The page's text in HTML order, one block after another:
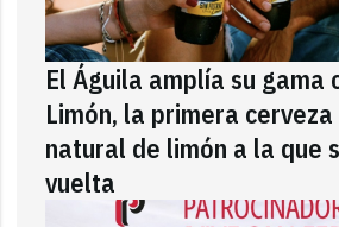
El Águila amplía su gama
Limón, la primera cerveza
natural de limón a la que
vuelta